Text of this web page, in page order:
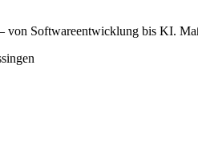
Softwareentwicklung bis KI.